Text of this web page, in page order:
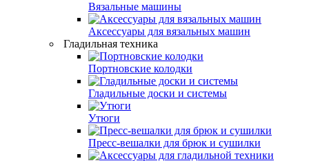
Вязальные машины
Аксессуары для вязальных машин
Гладильная техника
Портновские колодки
Гладильные доски и системы
Утюги
Пресс-вешалки для брюк и сушилки